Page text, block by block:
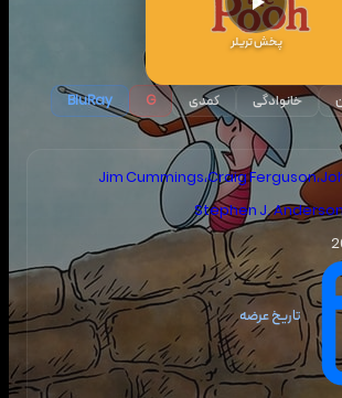
پخش تریلر
خانوادگی کمدی G
BluRay
Jim Cummings،Craig Ferguson،
Stephen J.
تاریخ عرضه